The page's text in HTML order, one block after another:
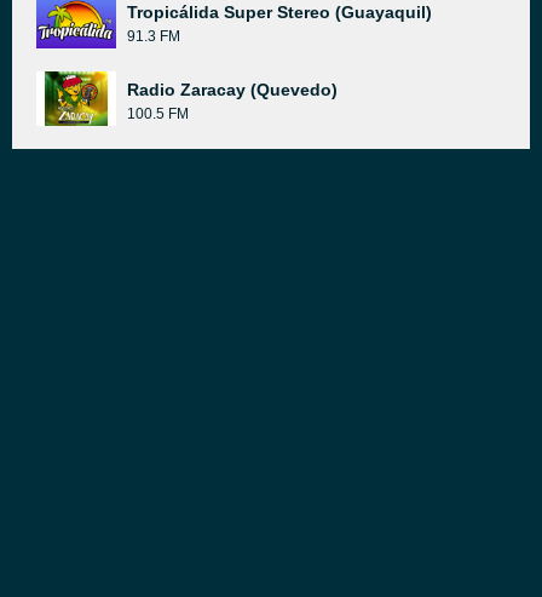
Tropicálida Super Stereo (Guayaquil)
91.3 FM
Radio Zaracay (Quevedo)
100.5 FM